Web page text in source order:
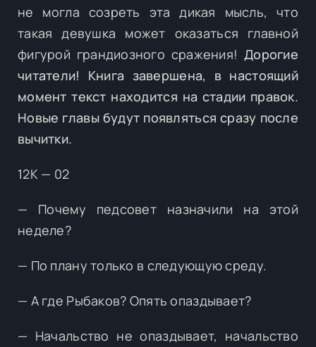
не могла созреть эта дикая мысль, что
такая девушка может оказаться главной
фигурой грандиозного сражения!Дорогие
читатели! Книга завершена, в настоящий
момент текст находится на стадии правок.
Новые главы будут появляться сразу после
вычитки.
12К — 02
— Почему педсовет назначили на этой
неделе?
— По плану только в следующую среду.
— А где Рыбаков? Опять опаздывает?
— Начальство не опаздывает, начальство